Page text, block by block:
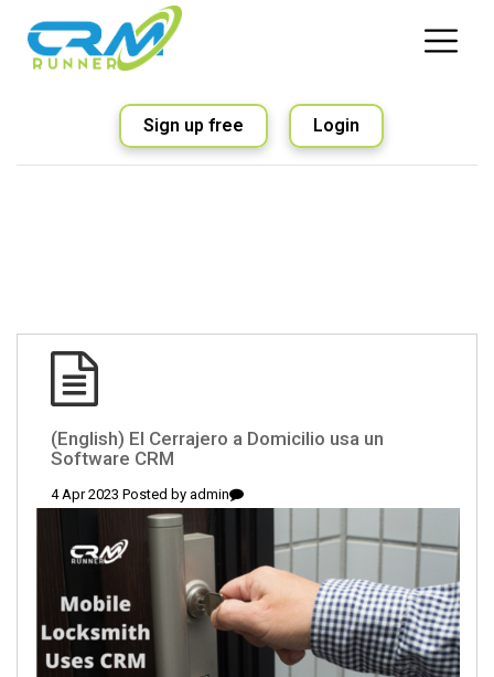
Sign up free Login
(English) El Cerrajero a Domicilio usa un
Software CRM
4 Apr 2023 Posted by admin